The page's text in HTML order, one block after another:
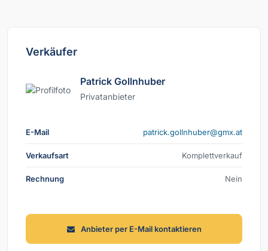
Verkäufer
Patrick Gollnhuber
Privatanbieter
E-Mail ta.xmg@rebuhnllog.kcirtap
Verkaufsart Komplettverkauf
Rechnung Nein
Anbieter per E-Mail kontaktieren